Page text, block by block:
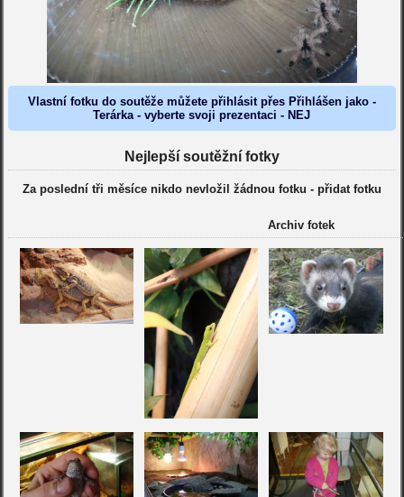
Vlastní fotku do soutěže můžete přihlásit přes Přihlášen jako -
Terárka - vyberte svoji prezentaci - NEJ
Nejlepší soutěžní fotky
Za poslední tři měsíce nikdo nevložil žádnou fotku - přidat fotku
Archiv fotek